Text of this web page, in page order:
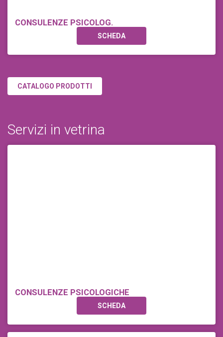
CONSULENZE PSICOLOG.
SCHEDA
CATALOGO PRODOTTI
Servizi in vetrina
CONSULENZE PSICOLOGICHE
SCHEDA